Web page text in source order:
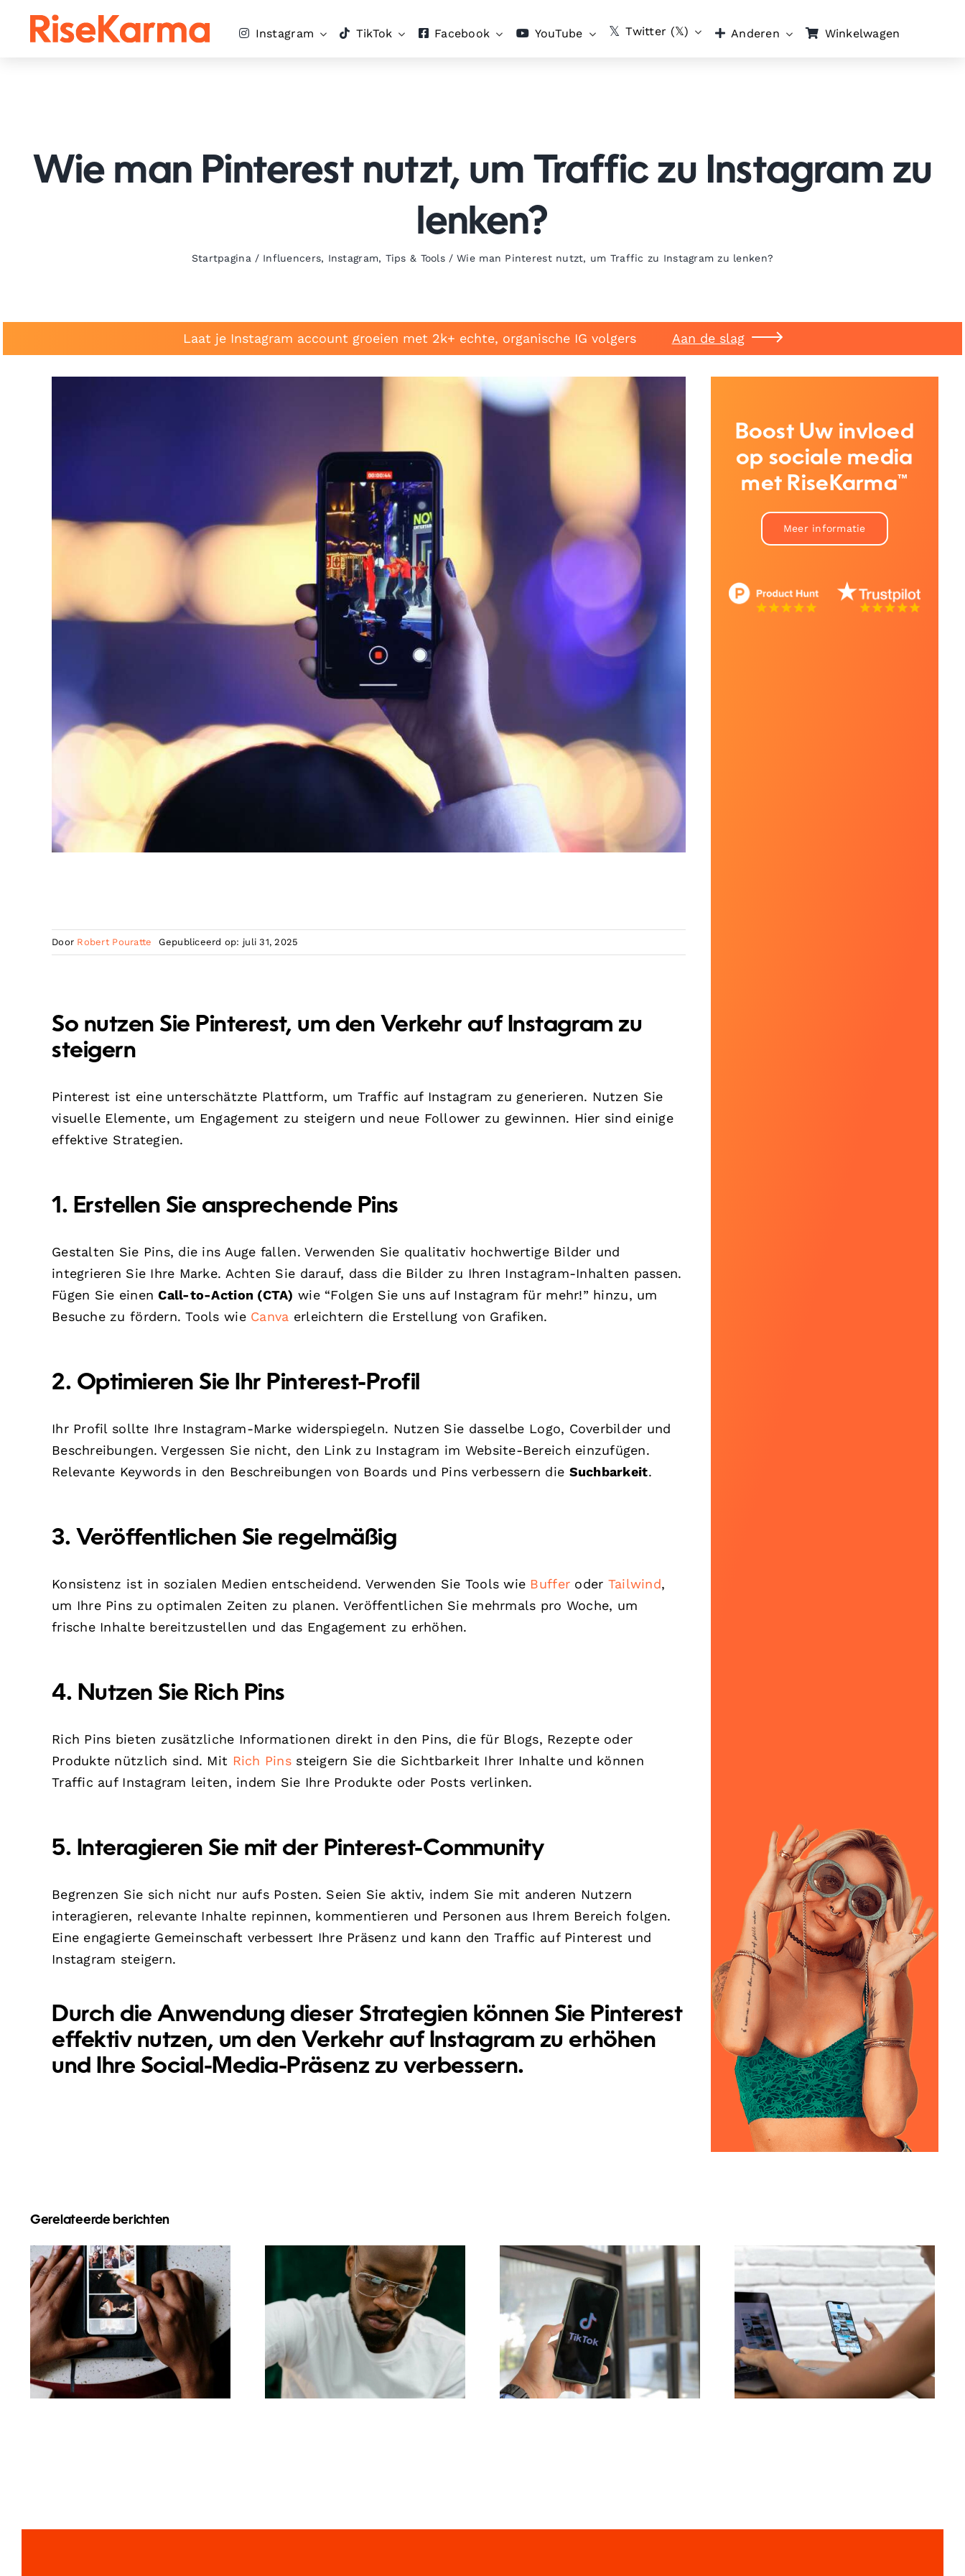
Instagram TikTok Facebook YouTube Twitter (𝕏) Anderen Winkelwagen
Wie man Pinterest nutzt, um Traffic zu Instagram zu
lenken?
Startpagina / Influencers, Instagram, Tips & Tools / Wie man Pinterest nutzt, um Traffic zu Instagram zu lenken?
Laat je Instagram account groeien met 2k+ echte, organische IG volgers Aan de slag
Door Robert Pouratte Gepubliceerd op: juli 31, 2025
So nutzen Sie Pinterest, um den Verkehr auf Instagram zu
steigern
Pinterest ist eine unterschätzte Plattform, um Traffic auf Instagram zu generieren. Nutzen Sie
visuelle Elemente, um Engagement zu steigern und neue Follower zu gewinnen. Hier sind einige
effektive Strategien.
1. Erstellen Sie ansprechende Pins
Gestalten Sie Pins, die ins Auge fallen. Verwenden Sie qualitativ hochwertige Bilder und
integrieren Sie Ihre Marke. Achten Sie darauf, dass die Bilder zu Ihren Instagram-Inhalten passen.
Fügen Sie einenCall-to-Action (CTA) wie “Folgen Sie uns auf Instagram für mehr!” hinzu, um
Besuche zu fördern. Tools wie Canva erleichtern die Erstellung von Grafiken.
2. Optimieren Sie Ihr Pinterest-Profil
Ihr Profil sollte Ihre Instagram-Marke widerspiegeln. Nutzen Sie dasselbe Logo, Coverbilder und
Beschreibungen. Vergessen Sie nicht, den Link zu Instagram im Website-Bereich einzufügen.
Relevante Keywords in den Beschreibungen von Boards und Pins verbessern die Suchbarkeit.
3. Veröffentlichen Sie regelmäßig
Konsistenz ist in sozialen Medien entscheidend. Verwenden Sie Tools wie Buffer oder Tailwind,
um Ihre Pins zu optimalen Zeiten zu planen. Veröffentlichen Sie mehrmals pro Woche, um
frische Inhalte bereitzustellen und das Engagement zu erhöhen.
4. Nutzen Sie Rich Pins
Rich Pins bieten zusätzliche Informationen direkt in den Pins, die für Blogs, Rezepte oder
Produkte nützlich sind. Mit Rich Pins steigern Sie die Sichtbarkeit Ihrer Inhalte und können
Traffic auf Instagram leiten, indem Sie Ihre Produkte oder Posts verlinken.
5. Interagieren Sie mit der Pinterest-Community
Begrenzen Sie sich nicht nur aufs Posten. Seien Sie aktiv, indem Sie mit anderen Nutzern
interagieren, relevante Inhalte repinnen, kommentieren und Personen aus Ihrem Bereich folgen.
Eine engagierte Gemeinschaft verbessert Ihre Präsenz und kann den Traffic auf Pinterest und
Instagram steigern.
Durch die Anwendung dieser Strategien können Sie Pinterest
effektiv nutzen, um den Verkehr auf Instagram zu erhöhen
und Ihre Social-Media-Präsenz zu verbessern.
Boost Uw invloed
op sociale media
met RiseKarma™
Meer informatie
Gerelateerde berichten
Top-Apps zum
Animieren von Fotos
für ansprechende
Facebook-Posts
Top 17 Tipps zur
Verbesserung des
Verständnisses des
TikTok-Algorithmus
Reichweite
maximieren: Effektive
Cross-Platform-
Posting-Tools für 2024
Die drei besten
Plattformen für Ideen
zu nutzergenerierten
Inhalten (UGC)